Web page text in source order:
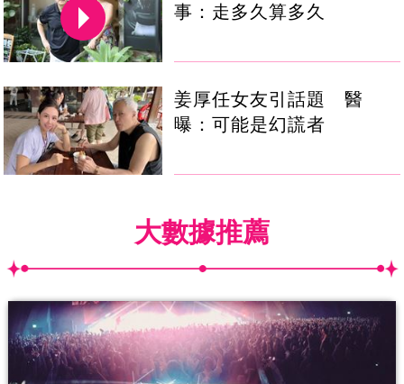
事：走多久算多久
姜厚任女友引話題 醫
曝：可能是幻謊者
大數據推薦